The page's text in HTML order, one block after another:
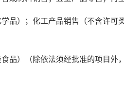
品）；化工产品销售（不含许可
品）（除依法须经批准的项目外